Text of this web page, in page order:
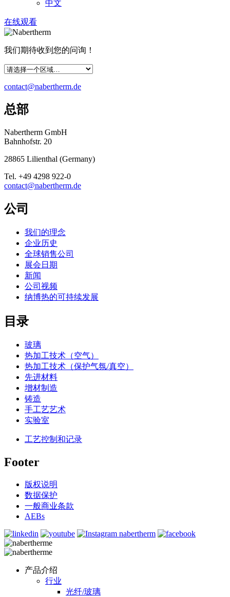
中文
在线观看
我们期待收到您的问询！
contact@nabertherm.de
总部
Nabertherm GmbH
Bahnhofstr. 20
28865 Lilienthal (Germany)
Tel. +49 4298 922-0
contact@nabertherm.de
公司
我们的理念
企业历史
全球销售公司
展会日期
新闻
公司视频
纳博热的可持续发展
目录
玻璃
热加工技术（空气）
热加工技术（保护气氛/真空）
先进材料
增材制造
铸造
手工艺艺术
实验室
工艺控制和记录
Footer
版权说明
数据保护
一般商业条款
AEBs
产品介绍
行业
光纤/玻璃